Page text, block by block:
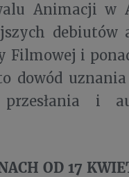
Animacji w
debiutów
Filmowej i
dowód
przesłania i
OD 17